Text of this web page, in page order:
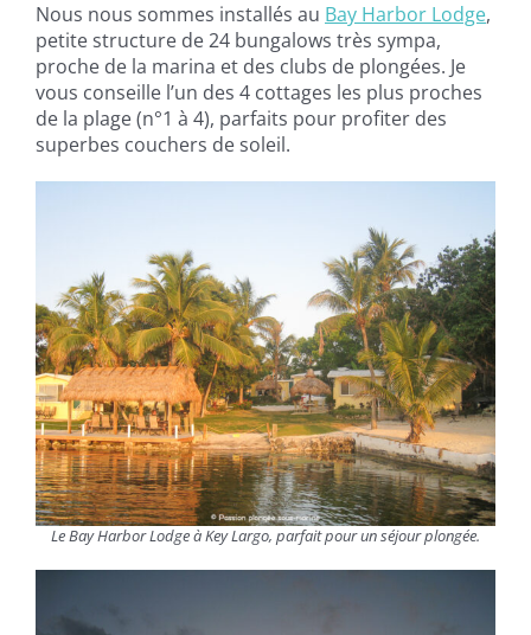
Nous nous sommes installés au Bay Harbor Lodge,
petite structure de 24 bungalows très sympa,
proche de la marina et des clubs de plongées. Je
vous conseille l’un des 4 cottages les plus proches
de la plage (n°1 à 4), parfaits pour profiter des
superbes couchers de soleil.
Le Bay Harbor Lodge à Key Largo, parfait pour un séjour plongée.